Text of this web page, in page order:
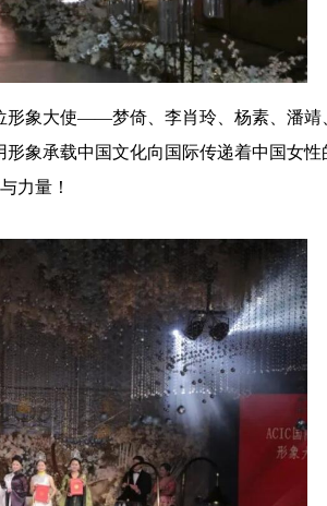
形象大使——梦倚、李肖玲、杨素、潘靖
象承载中国文化向国际传递着中国女性
力量！